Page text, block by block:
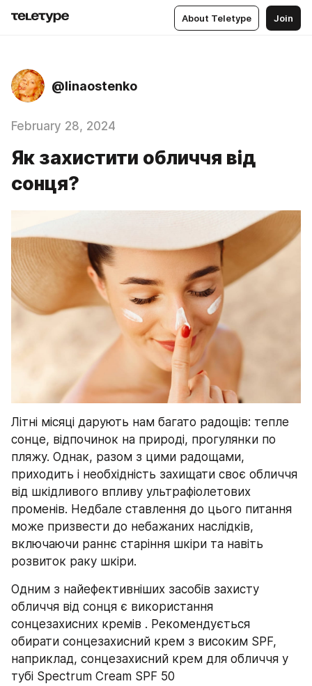
About Teletype Join
@linaostenko
February 28, 2024
Як захистити обличчя від
сонця?
Літні місяці дарують нам багато радощів: тепле
сонце, відпочинок на природі, прогулянки по
пляжу. Однак, разом з цими радощами,
приходить і необхідність захищати своє обличчя
від шкідливого впливу ультрафіолетових
променів. Недбале ставлення до цього питання
може призвести до небажаних наслідків,
включаючи раннє старіння шкіри та навіть
розвиток раку шкіри.
Одним з найефективніших засобів захисту
обличчя від сонця є використання
сонцезахисних кремів . Рекомендується
обирати сонцезахисний крем з високим SPF,
наприклад, сонцезахисний крем для обличчя у